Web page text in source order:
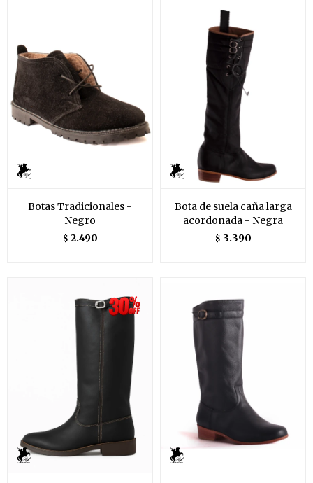
Botas Tradicionales -
Negro
$ 2.490
Bota de suela caña larga
acordonada - Negra
$ 3.390